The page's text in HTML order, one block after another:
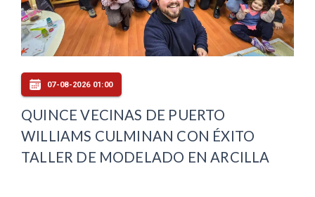
07-08-2026 01:00
QUINCE VECINAS DE PUERTO
WILLIAMS CULMINAN CON ÉXITO
TALLER DE MODELADO EN ARCILLA